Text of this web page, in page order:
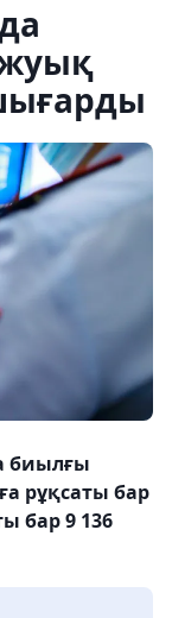
биылғы
рұқсаты бар
бар 9 136